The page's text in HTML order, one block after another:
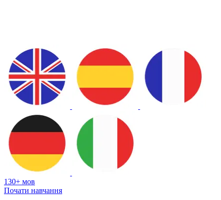
130+ мов
Почати навчання